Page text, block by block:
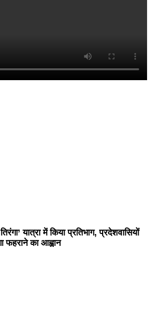
यात्रा में किया प्रतिभाग, प्रदेशवासियों
फहराने का आह्वान